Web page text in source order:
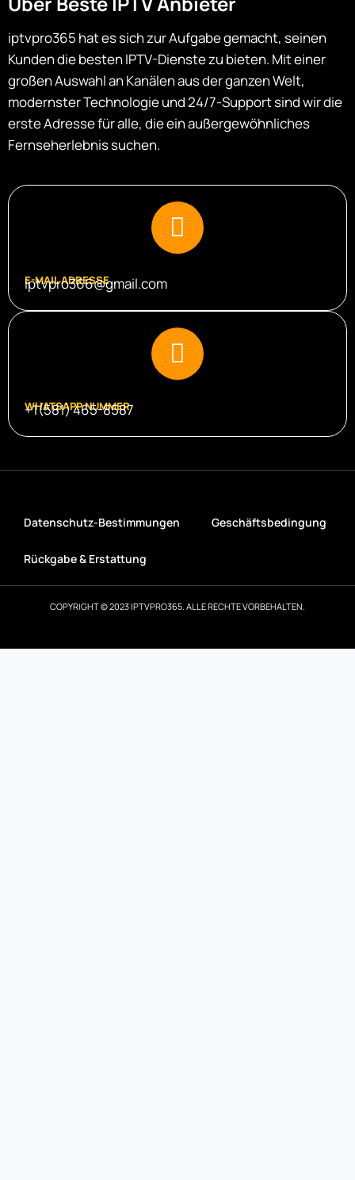
iptvpro365 hat es sich zur Aufgabe gemacht, seinen
Kunden die besten IPTV-Dienste zu bieten. Mit einer
großen Auswahl an Kanälen aus der ganzen Welt,
modernster Technologie und 24/7-Support sind wir die
erste Adresse für alle, die ein außergewöhnliches
Fernseherlebnis suchen.
E-MAIL ADRESSE
iptvpro366@gmail.com
WHATSAPP NUMMER
+1(581) 465-8587
Datenschutz-Bestimmungen Geschäftsbedingung
Rückgabe & Erstattung
COPYRIGHT © 2023 IPTVPRO365. ALLE RECHTE VORBEHALTEN.